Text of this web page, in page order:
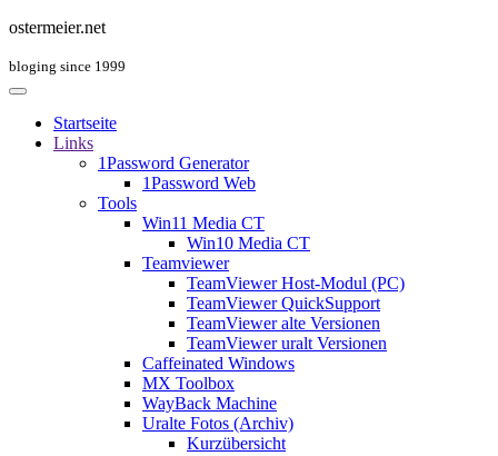
ostermeier.net
bloging since 1999
Startseite
Links
1Password Generator
1Password Web
Tools
Win11 Media CT
Win10 Media CT
Teamviewer
TeamViewer Host-Modul (PC)
TeamViewer QuickSupport
TeamViewer alte Versionen
TeamViewer uralt Versionen
Caffeinated Windows
MX Toolbox
WayBack Machine
Uralte Fotos (Archiv)
Kurzübersicht